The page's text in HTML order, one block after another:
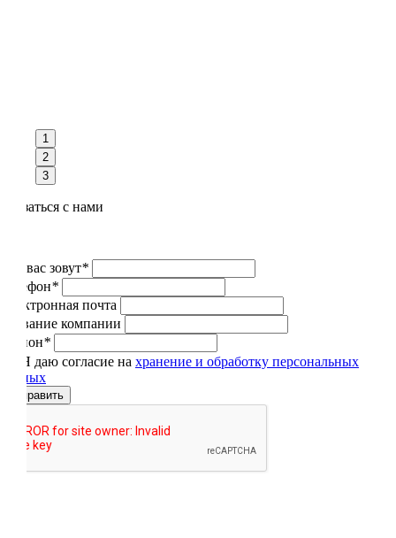
1
2
3
Связаться с нами
Как вас зовут*
Телефон*
Электронная почта
Название компании
Регион*
Я даю согласие на хранение и обработку персональных
данных
Отправить